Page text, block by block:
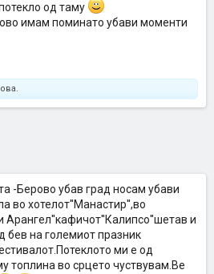
од таму
имам поминато убави моменти
-Берово убав град носам убави
во хотелот''Манастир'',во
Арангел''кафичот''Калипсо''шетав и
бев на големиот празник
ми е од
топлина во срцето чуствувам.Ве